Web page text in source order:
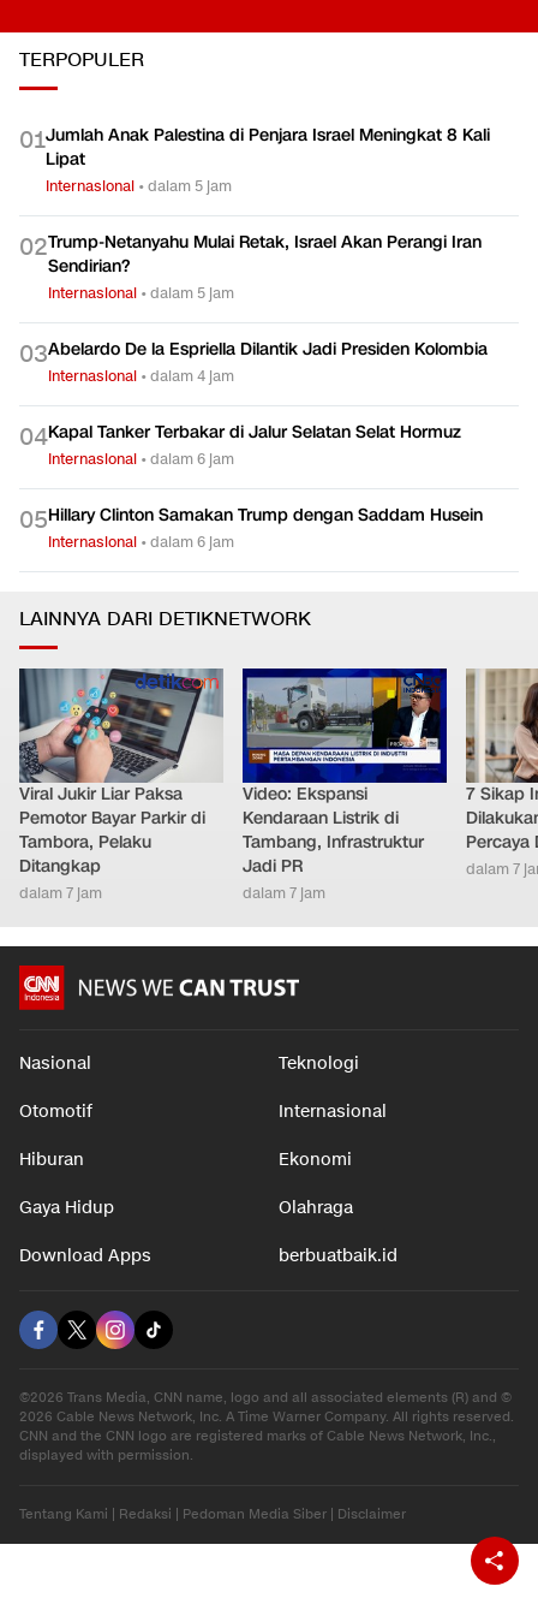
TERPOPULER
01Jumlah Anak Palestina di Penjara Israel Meningkat 8 Kali
Lipat
Internasional •dalam 5 jam
02Trump-Netanyahu Mulai Retak, Israel Akan Perangi Iran
Sendirian?
Internasional •dalam 5 jam
03Abelardo De la Espriella Dilantik Jadi Presiden Kolombia
Internasional •dalam 4 jam
04Kapal Tanker Terbakar di Jalur Selatan Selat Hormuz
Internasional •dalam 6 jam
05Hillary Clinton Samakan Trump dengan Saddam Husein
Internasional •dalam 6 jam
LAINNYA DARI DETIKNETWORK
Viral Jukir Liar Paksa
Pemotor Bayar Parkir di
Tambora, Pelaku
Ditangkap
dalam 7 jam
Video: Ekspansi
Kendaraan Listrik di
Tambang, Infrastruktur
Jadi PR
dalam 7 jam
7 Sikap
Percaya
dalam 7
Nasional Teknologi
Otomotif Internasional
Hiburan Ekonomi
Gaya Hidup Olahraga
Download Apps berbuatbaik.id
©2026 Trans Media, CNN name, logo and all associated elements (R) and ©
2026 Cable News Network, Inc. A Time Warner Company. All rights reserved.
CNN and the CNN logo are registered marks of Cable News Network, Inc.,
displayed with permission.
Tentang Kami Redaksi Pedoman Media Siber Disclaimer